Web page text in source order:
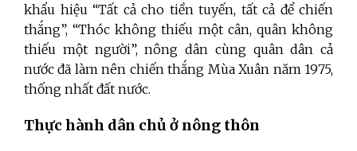
khẩu hiệu “Tất cả cho tiền tuyến, tất cả để chiến
thắng”, “Thóc không thiếu một cân, quân không
thiếu một người”, nông dân cùng quân dân cả
nước đã làm nên chiến thắng Mùa Xuân năm 1975,
thống nhất đất nước.
Thực hành dân chủ ở nông thôn